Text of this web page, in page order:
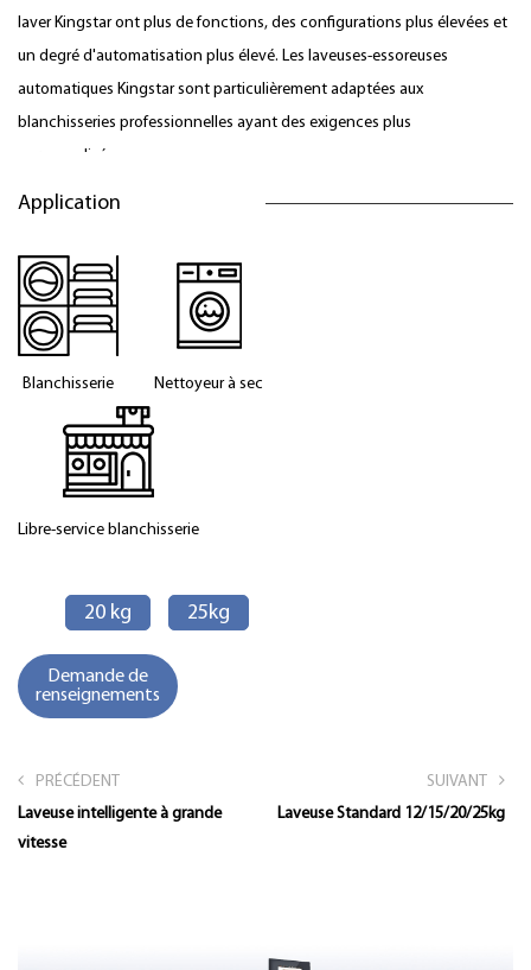
laver Kingstar ont plus de fonctions, des configurations plus élevées et
un degré d'automatisation plus élevé. Les laveuses-essoreuses
automatiques Kingstar sont particulièrement adaptées aux
blanchisseries professionnelles ayant des exigences plus
personnalisées.
Application
Blanchisserie Nettoyeur à sec
Libre-service blanchisserie
20 kg 25kg
Demande de
renseignements
PRÉCÉDENT
Laveuse intelligente à grande
vitesse
SUIVANT
Laveuse Standard 12/15/20/25kg